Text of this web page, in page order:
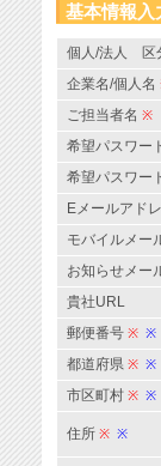
基本情報入
個人/法人 区
企業名/個人名
ご担当者名 ※
希望パスワー
希望パスワー
Eメールアド
モバイルメー
お知らせメー
貴社URL
郵便番号 ※ ※
都道府県 ※ ※
市区町村 ※ ※
住所 ※ ※